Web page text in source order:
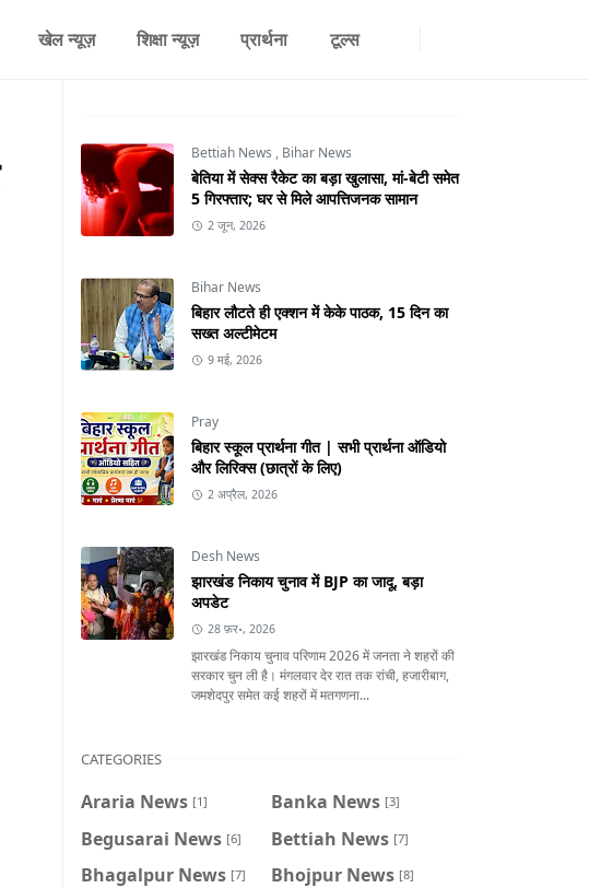
खेल न्यूज़ शिक्षा न्यूज़ प्रार्थना टूल्स
Bettiah News , Bihar News
बेतिया में सेक्स रैकेट का बड़ा खुलासा, मां-बेटी समेत
5 गिरफ्तार; घर से मिले आपत्तिजनक सामान
2 जून, 2026
Bihar News
बिहार लौटते ही एक्शन में केके पाठक, 15 दिन का
सख्त अल्टीमेटम
9 मई, 2026
Pray
बिहार स्कूल प्रार्थना गीत | सभी प्रार्थना ऑडियो
और लिरिक्स (छात्रों के लिए)
2 अप्रैल, 2026
Desh News
झारखंड निकाय चुनाव में BJP का जादू, बड़ा
अपडेट
28 फ़र॰, 2026
झारखंड निकाय चुनाव परिणाम 2026 में जनता ने शहरों की
सरकार चुन ली है। मंगलवार देर रात तक रांची, हजारीबाग,
जमशेदपुर समेत कई शहरों में मतगणना...
CATEGORIES
Araria News [1] Banka News [3]
Begusarai News [6] Bettiah News [7]
Bhagalpur News [7] Bhojpur News [8]